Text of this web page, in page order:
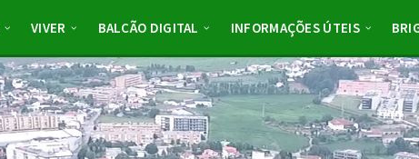
VIVER BALCÃO DIGITAL INFORMAÇÕES ÚTEIS